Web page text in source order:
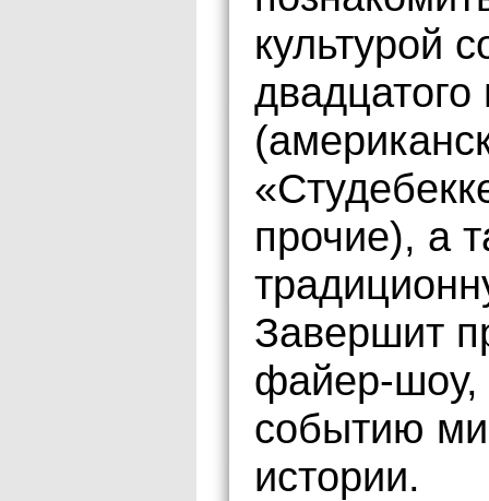
культурой
двадцатого
прочие), а
Завершит
файер-шоу,
событию
истории.